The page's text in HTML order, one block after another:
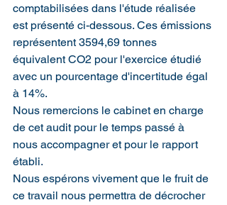
comptabilisées dans l'étude réalisée
est présenté ci-dessous. Ces émissions
représentent 3594,69 tonnes
équivalent CO2 pour l'exercice étudié
avec un pourcentage d'incertitude égal
à 14%.
Nous remercions le cabinet en charge
de cet audit pour le temps passé à
nous accompagner et pour le rapport
établi.
Nous espérons vivement que le fruit de
ce travail nous permettra de décrocher